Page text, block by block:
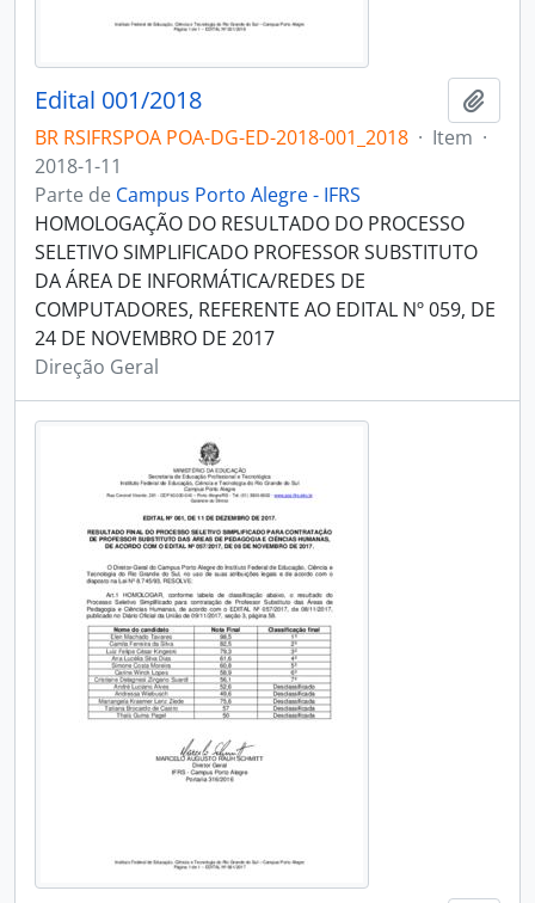
Edital 001/2018
BR RSIFRSPOA POA-DG-ED-2018-001_2018 · Item ·
2018-1-11
Parte de Campus Porto Alegre - IFRS
HOMOLOGAÇÃO DO RESULTADO DO PROCESSO
SELETIVO SIMPLIFICADO PROFESSOR SUBSTITUTO
DA ÁREA DE INFORMÁTICA/REDES DE
COMPUTADORES, REFERENTE AO EDITAL Nº 059, DE
24 DE NOVEMBRO DE 2017
Direção Geral